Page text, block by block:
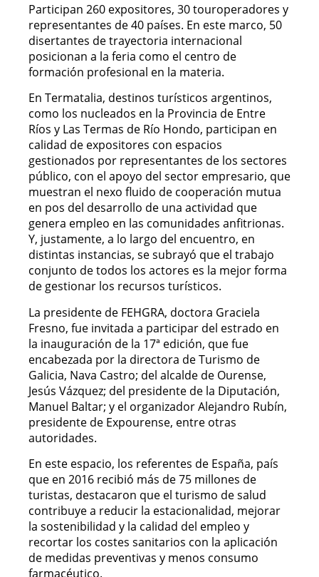
Participan 260 expositores, 30 touroperadores y
representantes de 40 países. En este marco, 50
disertantes de trayectoria internacional
posicionan a la feria como el centro de
formación profesional en la materia.
En Termatalia, destinos turísticos argentinos,
como los nucleados en la Provincia de Entre
Ríos y Las Termas de Río Hondo, participan en
calidad de expositores con espacios
gestionados por representantes de los sectores
público, con el apoyo del sector empresario, que
muestran el nexo fluido de cooperación mutua
en pos del desarrollo de una actividad que
genera empleo en las comunidades anfitrionas.
Y, justamente, a lo largo del encuentro, en
distintas instancias, se subrayó que el trabajo
conjunto de todos los actores es la mejor forma
de gestionar los recursos turísticos.
La presidente de FEHGRA, doctora Graciela
Fresno, fue invitada a participar del estrado en
la inauguración de la 17ª edición, que fue
encabezada por la directora de Turismo de
Galicia, Nava Castro; del alcalde de Ourense,
Jesús Vázquez; del presidente de la Diputación,
Manuel Baltar; y el organizador Alejandro Rubín,
presidente de Expourense, entre otras
autoridades.
En este espacio, los referentes de España, país
que en 2016 recibió más de 75 millones de
turistas, destacaron que el turismo de salud
contribuye a reducir la estacionalidad, mejorar
la sostenibilidad y la calidad del empleo y
recortar los costes sanitarios con la aplicación
de medidas preventivas y menos consumo
farmacéutico.